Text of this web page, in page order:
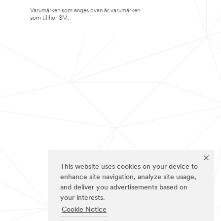
This website uses cookies on your device to
enhance site navigation, analyze site usage,
and deliver you advertisements based on
your interests.
Cookie Notice
Varumärken som anges ovan är varumärken
som tillhör 3M.